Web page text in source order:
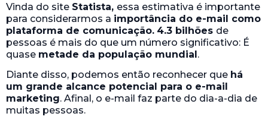
Vinda do site Statista, essa estimativa é importante
para considerarmos a importância do e-mail como
plataforma de comunicação. 4.3 bilhões de
pessoas é mais do que um número significativo: É
quase metade da população mundial.
Diante disso, podemos então reconhecer que há
um grande alcance potencial para o e-mail
marketing. Afinal, o e-mail faz parte do dia-a-dia de
muitas pessoas.